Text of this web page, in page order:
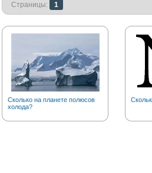
Страницы: 1
Сколько на планете полюсов
холода?